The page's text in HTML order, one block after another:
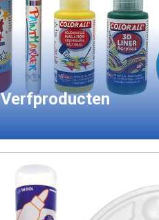
Verfproducten